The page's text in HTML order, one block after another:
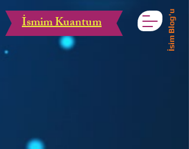
İsmim Kuantum İsim Blog'u